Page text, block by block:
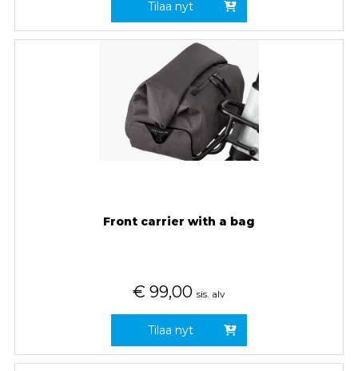
Tilaa nyt
Front carrier with a bag
€ 99,00 sis. alv
Tilaa nyt